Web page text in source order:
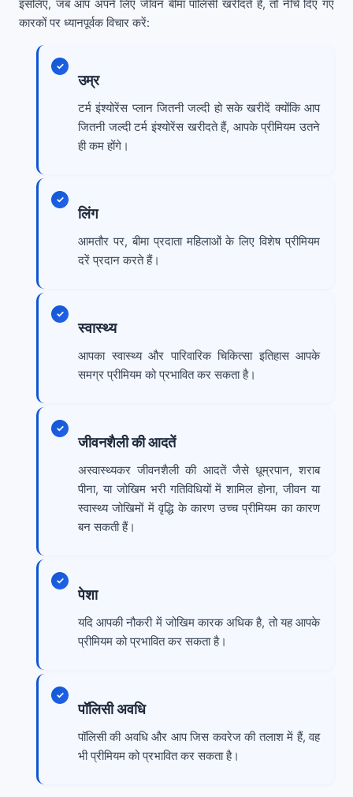
इसलिए, जब आप अपने लिए जीवन बीमा पॉलिसी खरीदते हैं, तो नीचे दिए गए
कारकों पर ध्यानपूर्वक विचार करें:
उम्र
टर्म इंश्योरेंस प्लान जितनी जल्दी हो सके खरीदें क्योंकि आप
जितनी जल्दी टर्म इंश्योरेंस खरीदते हैं, आपके प्रीमियम उतने
ही कम होंगे।
लिंग
आमतौर पर, बीमा प्रदाता महिलाओं के लिए विशेष प्रीमियम
दरें प्रदान करते हैं।
स्वास्थ्य
आपका स्वास्थ्य और पारिवारिक चिकित्सा इतिहास आपके
समग्र प्रीमियम को प्रभावित कर सकता है।
जीवनशैली की आदतें
अस्वास्थ्यकर जीवनशैली की आदतें जैसे धूम्रपान, शराब
पीना, या जोखिम भरी गतिविधियों में शामिल होना, जीवन या
स्वास्थ्य जोखिमों में वृद्धि के कारण उच्च प्रीमियम का कारण
बन सकती हैं।
पेशा
यदि आपकी नौकरी में जोखिम कारक अधिक है, तो यह आपके
प्रीमियम को प्रभावित कर सकता है।
पॉलिसी अवधि
पॉलिसी की अवधि और आप जिस कवरेज की तलाश में हैं, वह
भी प्रीमियम को प्रभावित कर सकता है।